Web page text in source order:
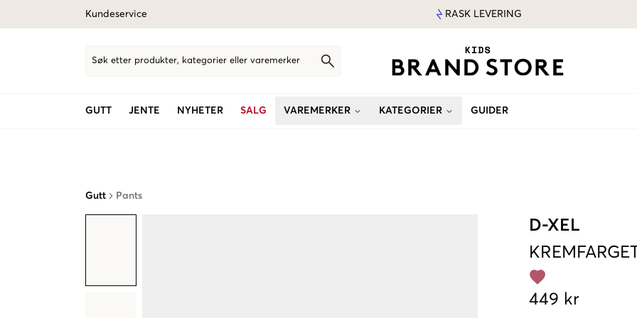
Kundeservice RASK LEVERING
Søk etter produkter, kategorier eller varemerker
GUTT JENTE NYHETER SALG VAREMERKER KATEGORIER GUIDER
Gutt Pants
D-XEL
449 kr